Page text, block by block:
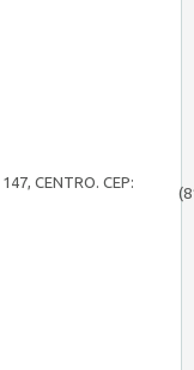
CENTRO. CEP: